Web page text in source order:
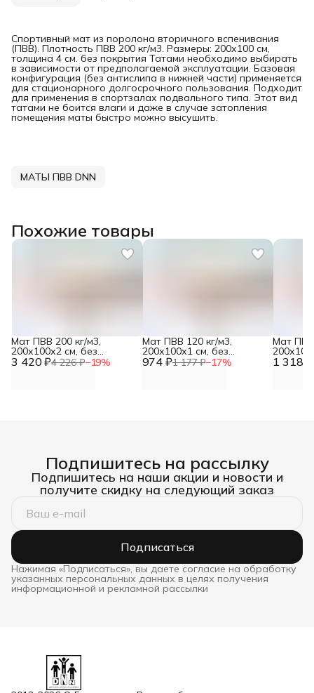
Спортивный мат из поролона вторичного вспенивания
(ПВВ). Плотность ПВВ 200 кг/м3. Размеры: 200х100 см,
толщина 4 см. без покрытия Татами необходимо выбирать
в зависимости от предполагаемой эксплуатации. Базовая
конфигурация (без антислипа в нижней части) применяется
для стационарного долгосрочного пользования. Подходит
для применения в спортзалах подвального типа. Этот вид
татами не боится влаги и даже в случае затопления
помещения маты быстро можно высушить.
МАТЫ ПВВ DNN
Похожие товары
3 420 ₽4 226 ₽−19%
Мат ПВВ 200 кг/м3,
200х100х2 см, без
покрытия DNN 974 ₽1 177 ₽−17%
Мат ПВВ 120 кг/м3,
200х100х1 см, без
покрытия DNN 1 318 ₽
Мат ПВВ
Подпишитесь на рассылку
Подпишитесь на наши акции и новости и
получите скидку на следующий заказ
Подписаться
Нажимая «Подписаться», вы даете согласие на обработку
указанных персональных данных в целях получения
информационной и рекламной рассылки